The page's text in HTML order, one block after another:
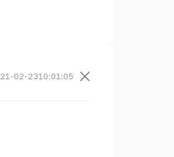
02-2310:01:05